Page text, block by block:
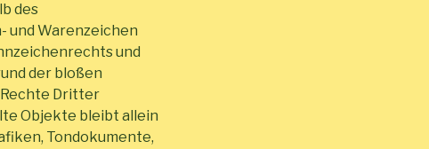
des
und Warenzeichen
und
der bloßen
Rechte Dritter
Objekte bleibt allein
Tondokumente,